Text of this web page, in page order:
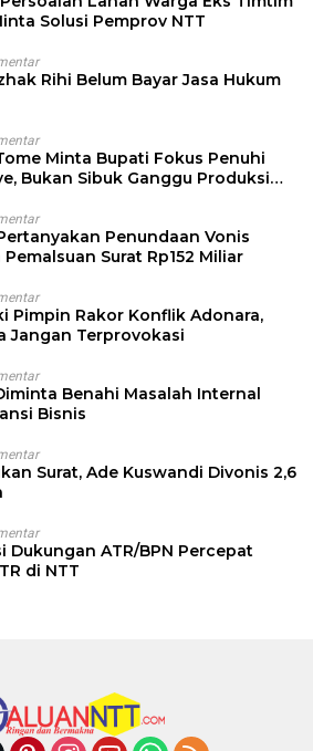
Solusi Pemprov NTT
Rihi Belum Bayar Jasa Hukum
Minta Bupati Fokus Penuhi
Bukan Sibuk Ganggu Produksi
Penundaan Vonis
Surat Rp152 Miliar
Pimpin Rakor Konflik Adonara,
Jangan Terprovokasi
Benahi Masalah Internal
Bisnis
Surat, Ade Kuswandi Divonis 2,6
Dukungan ATR/BPN Percepat
di NTT